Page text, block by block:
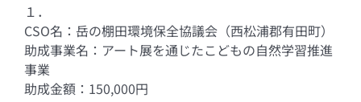
１．
CSO名：岳の棚田環境保全協議会（西松浦郡有田町）
助成事業名：アート展を通じたこどもの自然学習推進
事業
助成金額：150,000円